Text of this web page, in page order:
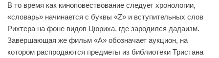
В то время как киноповествование следует хронологии,
«словарь» начинается с буквы «Z» и вступительных слов
Рихтера на фоне видов Цюриха, где зародился дадаизм.
Завершающая же фильм «A» обозначает аукцион, на
котором распродаются предметы из библиотеки Тристана